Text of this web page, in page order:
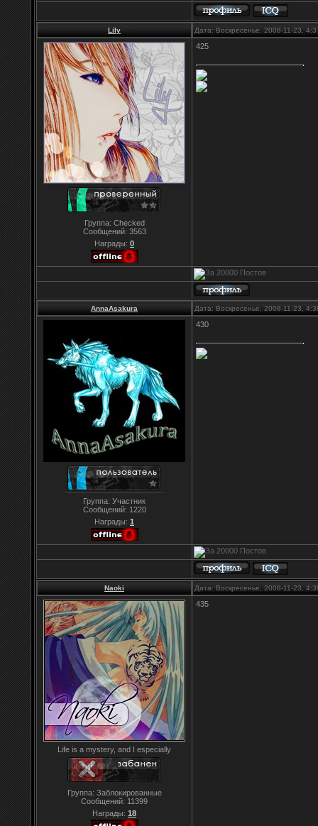
Lily Дата: Воскресенье, 2008-11-23,
Группа: Checked
Сообщений: 3563
Награды: 0
425
AnnaAsakura Дата: Воскресенье, 2008-11-23,
Группа: Участник
Сообщений: 1220
Награды: 1
430
Naoki Дата: Воскресенье, 2008-11-23,
Life is a mystery, and I especially
Группа: Заблокированные
Сообщений: 11399
Награды: 18
435